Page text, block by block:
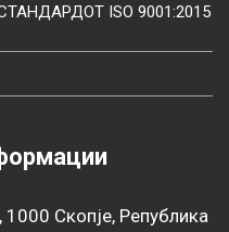
ISO 9001:2015
Скопје, Република